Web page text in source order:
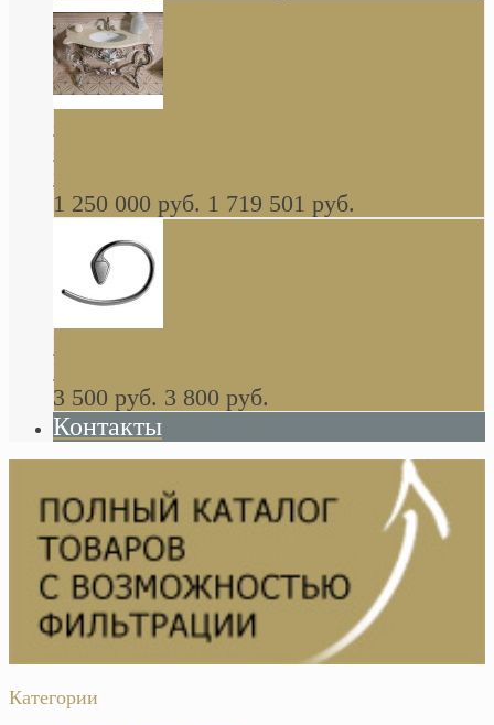
стиле барокко, из массива дерева, светло
коричневый матовый окрас + серебро
1 250 000 руб. 1 719 501 руб.
Khala Colombo аксессуары (серия) В
НАЛИЧИИ
3 500 руб. 3 800 руб.
Контакты
Категории